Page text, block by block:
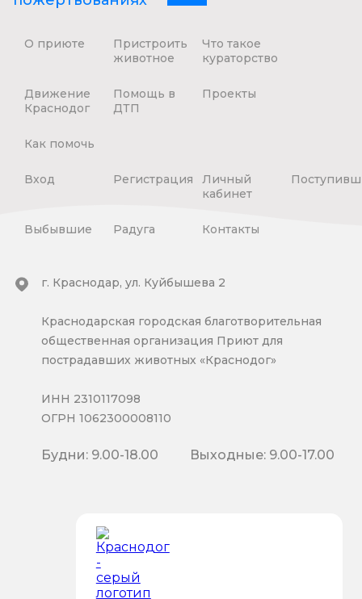
О приюте
Пристроить
животное
Что такое
кураторство
Движение
Краснодог
Помощь в
ДТП
Проекты
Как помочь
Вход Регистрация
Личный
кабинет
Выбывшие Радуга Контакты
г. Краснодар, ул. Куйбышева 2
Краснодарская городская благотворительная
общественная организация Приют для
пострадавших животных «Краснодог»
ИНН 2310117098
ОГРН 1062300008110
Будни: 9.00-18.00 Выходные: 9.00-17.00